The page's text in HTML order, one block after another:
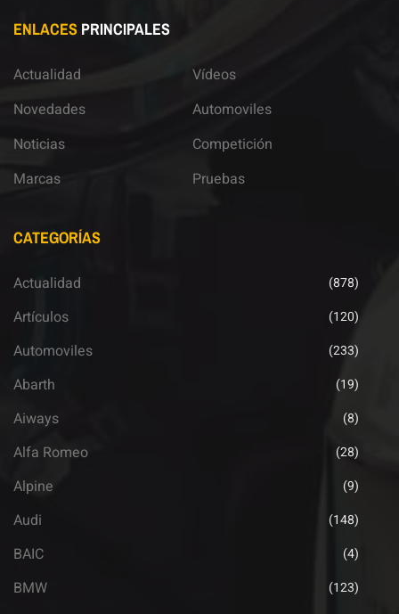
ENLACES PRINCIPALES
Actualidad
Novedades
Noticias
Marcas
Vídeos
Automoviles
Competición
Pruebas
CATEGORÍAS
Actualidad (878)
Artículos (120)
Automoviles (233)
Abarth (19)
Aiways (8)
Alfa Romeo (28)
Alpine (9)
Audi (148)
BAIC (4)
BMW (123)